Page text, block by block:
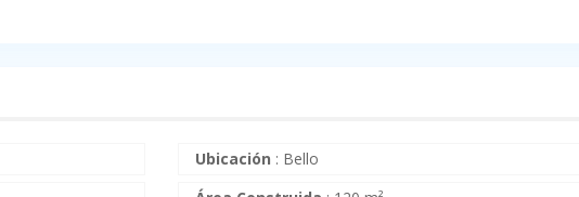
Ubicación : Bello